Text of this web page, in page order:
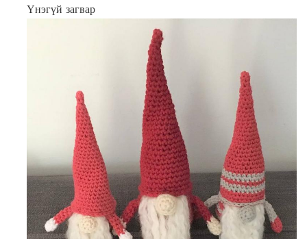
Үнэгүй загвар